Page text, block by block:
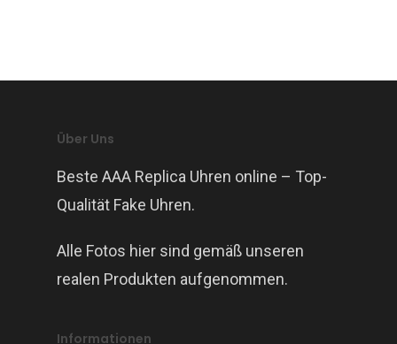
Über Uns
Beste AAA Replica Uhren online – Top-
Qualität Fake Uhren.
Alle Fotos hier sind gemäß unseren
realen Produkten aufgenommen.
Informationen